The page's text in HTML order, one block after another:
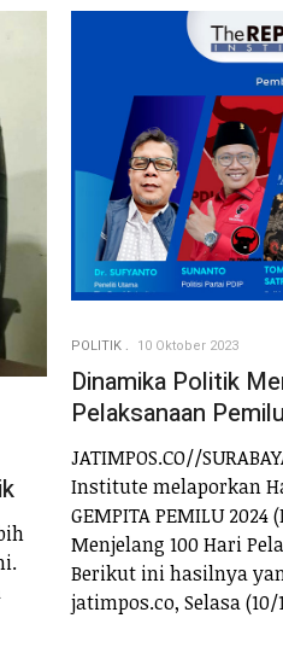
POLITIK 10 Oktober 2023
Dinamika Politik
Pelaksanaan Pemilu
JATIMPOS.CO//
Institute melaporkan
GEMPITA PEMILU
Menjelang 100 Hari
Berikut ini hasilnya
jatimpos.co, Selasa (10/